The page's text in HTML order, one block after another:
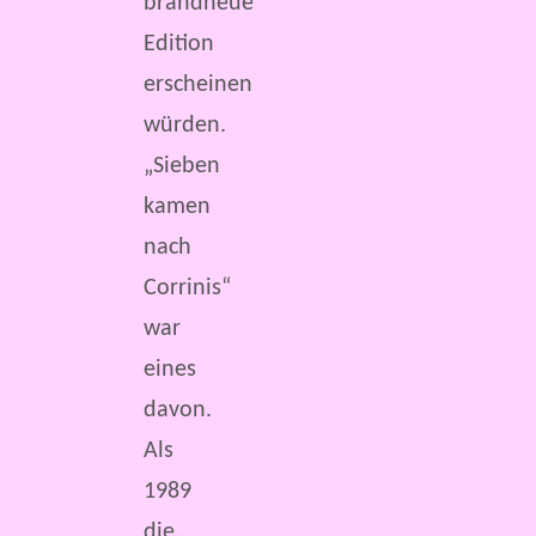
Edition
erscheinen
würden.
„Sieben
kamen
nach
Corrinis“
war
eines
davon.
Als
1989